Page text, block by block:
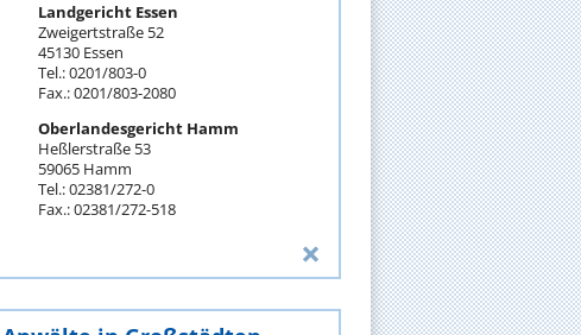
Landgericht Essen
Zweigertstraße 52
45130 Essen
Tel.: 0201/803-0
Fax.: 0201/803-2080
Oberlandesgericht Hamm
Heßlerstraße 53
59065 Hamm
Tel.: 02381/272-0
Fax.: 02381/272-518